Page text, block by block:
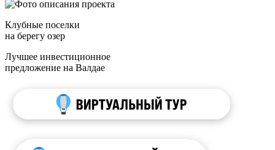
Клубные поселки
на берегу озер
Лучшее инвестиционное
предложение на Валдае